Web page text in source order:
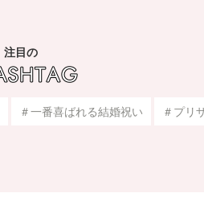
注目の
＃一番喜ばれる結婚祝い ＃プリ